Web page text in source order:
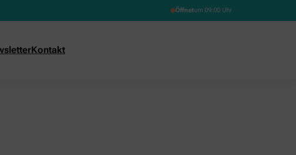
Öffnetum 09:00 Uhr
Kontakt